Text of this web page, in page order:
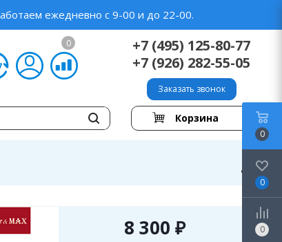
ежедневно с 9-00 и до 22-00.
0
+7 (495) 125-80-77
+7 (926) 282-55-05
Заказать звонок
Корзина
8 300 ₽
0
0
0